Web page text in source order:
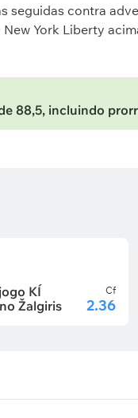
seguidas contra
York Liberty
88,5, incluindo
KÍ
Žalgiris
Cf
2.36